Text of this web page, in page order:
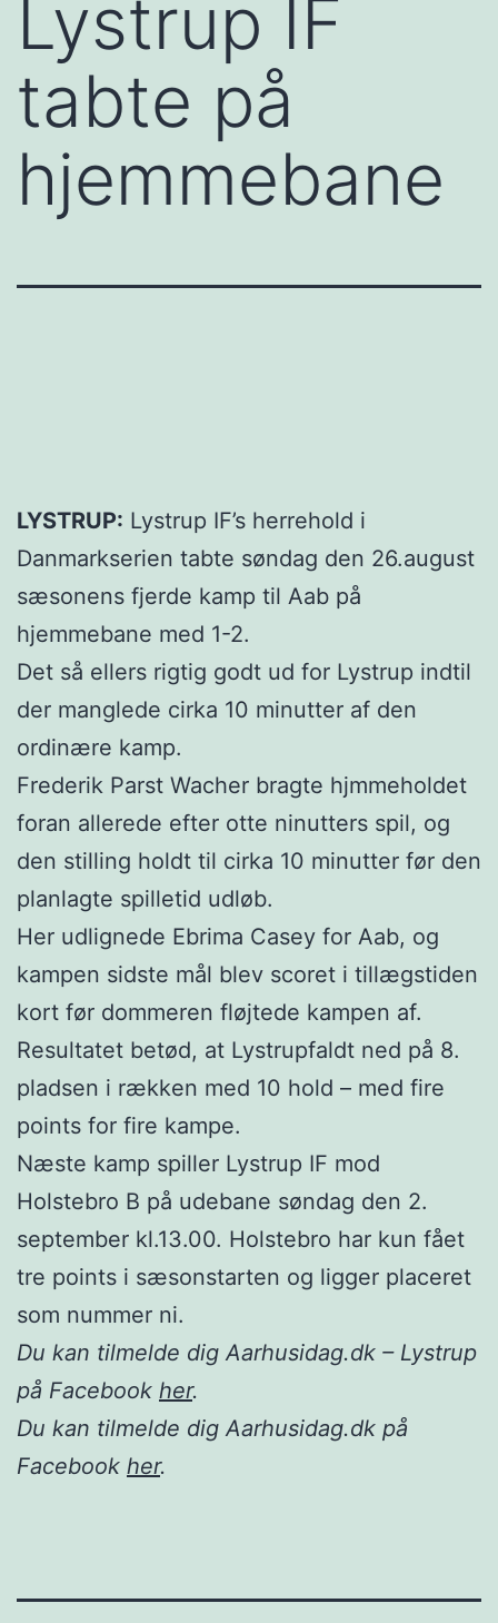
Lystrup IF
tabte på
hjemmebane
LYSTRUP: Lystrup IF’s herrehold i
Danmarkserien tabte søndag den 26.august
sæsonens fjerde kamp til Aab på
hjemmebane med 1-2.
Det så ellers rigtig godt ud for Lystrup indtil
der manglede cirka 10 minutter af den
ordinære kamp.
Frederik Parst Wacher bragte hjmmeholdet
foran allerede efter otte ninutters spil, og
den stilling holdt til cirka 10 minutter før den
planlagte spilletid udløb.
Her udlignede Ebrima Casey for Aab, og
kampen sidste mål blev scoret i tillægstiden
kort før dommeren fløjtede kampen af.
Resultatet betød, at Lystrupfaldt ned på 8.
pladsen i rækken med 10 hold – med fire
points for fire kampe.
Næste kamp spiller Lystrup IF mod
Holstebro B på udebane søndag den 2.
september kl.13.00. Holstebro har kun fået
tre points i sæsonstarten og ligger placeret
som nummer ni.
Du kan tilmelde dig Aarhusidag.dk – Lystrup
på Facebook her.
Du kan tilmelde dig Aarhusidag.dk på
Facebook her.